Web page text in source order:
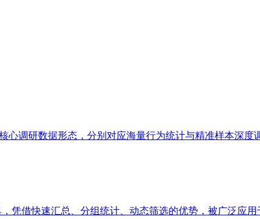
心调研数据形态，分别对应海量行为统计与精准样本深度
凭借快速汇总、分组统计、动态筛选的优势，被广泛应